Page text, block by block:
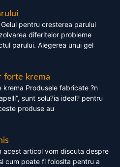
pentru cresterea parului
diferitelor probleme
parului. Alegerea unui gel
forte krema
krema Produsele fabricate ?n
sunt solu?ia ideal? pentru
produse au
acest articol vom discuta despre
cum poate fi folosita pentru a